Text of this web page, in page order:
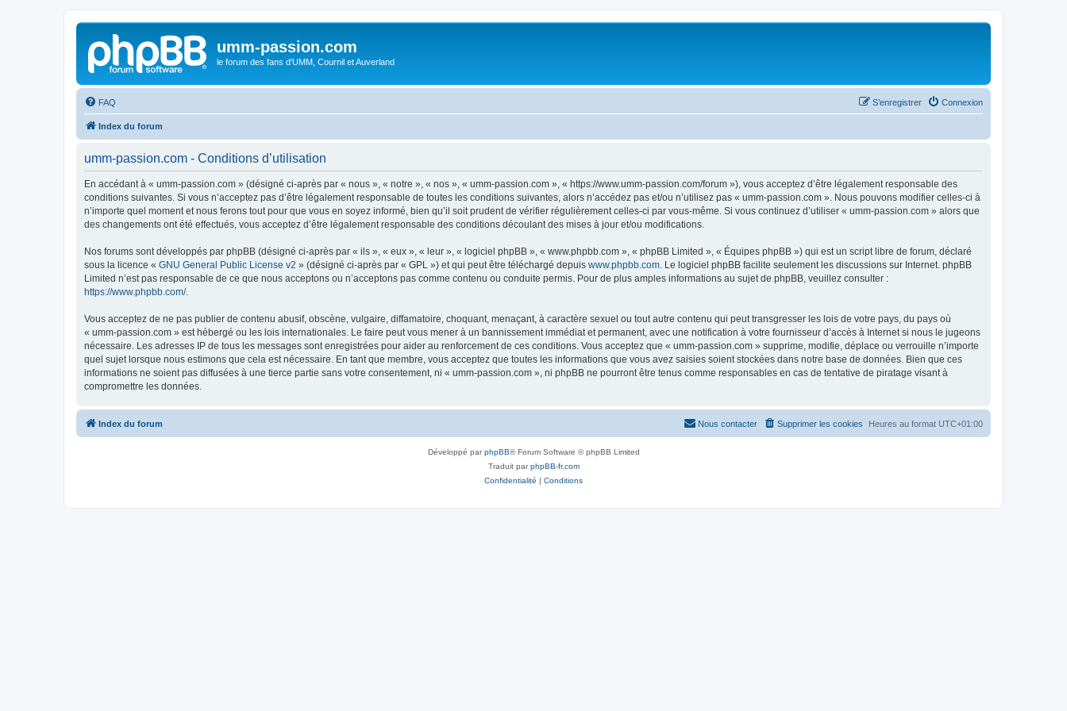
umm-passion.com
le forum des fans d'UMM, Cournil et Auverland
FAQ Connexion
S’enregistrer
Index du forum
umm-passion.com - Conditions d’utilisation
En accédant à « umm-passion.com » (désigné ci-après par « nous », « notre », « nos », « umm-passion.com », « https://www.umm-passion.com/forum »), vous acceptez d’être légalement responsable des
conditions suivantes. Si vous n’acceptez pas d’être légalement responsable de toutes les conditions suivantes, alors n’accédez pas et/ou n’utilisez pas « umm-passion.com ». Nous pouvons modifier celles-ci à
n’importe quel moment et nous ferons tout pour que vous en soyez informé, bien qu’il soit prudent de vérifier régulièrement celles-ci par vous-même. Si vous continuez d’utiliser « umm-passion.com » alors que
des changements ont été effectués, vous acceptez d’être légalement responsable des conditions découlant des mises à jour et/ou modifications.
Nos forums sont développés par phpBB (désigné ci-après par « ils », « eux », « leur », « logiciel phpBB », « www.phpbb.com », « phpBB Limited », « Équipes phpBB ») qui est un script libre de forum, déclaré
sous la licence « GNU General Public License v2 » (désigné ci-après par « GPL ») et qui peut être téléchargé depuis www.phpbb.com . Le logiciel phpBB facilite seulement les discussions sur Internet. phpBB
Limited n’est pas responsable de ce que nous acceptons ou n’acceptons pas comme contenu ou conduite permis. Pour de plus amples informations au sujet de phpBB, veuillez consulter :
https://www.phpbb.com/.
Vous acceptez de ne pas publier de contenu abusif, obscène, vulgaire, diffamatoire, choquant, menaçant, à caractère sexuel ou tout autre contenu qui peut transgresser les lois de votre pays, du pays où
« umm-passion.com » est hébergé ou les lois internationales. Le faire peut vous mener à un bannissement immédiat et permanent, avec une notification à votre fournisseur d’accès à Internet si nous le jugeons
nécessaire. Les adresses IP de tous les messages sont enregistrées pour aider au renforcement de ces conditions. Vous acceptez que « umm-passion.com » supprime, modifie, déplace ou verrouille n’importe
quel sujet lorsque nous estimons que cela est nécessaire. En tant que membre, vous acceptez que toutes les informations que vous avez saisies soient stockées dans notre base de données. Bien que ces
informations ne soient pas diffusées à une tierce partie sans votre consentement, ni « umm-passion.com », ni phpBB ne pourront être tenus comme responsables en cas de tentative de piratage visant à
compromettre les données.
Index du forum Heures au format UTC+01:00
Supprimer les cookies
Nous contacter
Développé parphpBB® Forum Software © phpBB Limited
Traduit parphpBB-fr.com
Confidentialité | Conditions